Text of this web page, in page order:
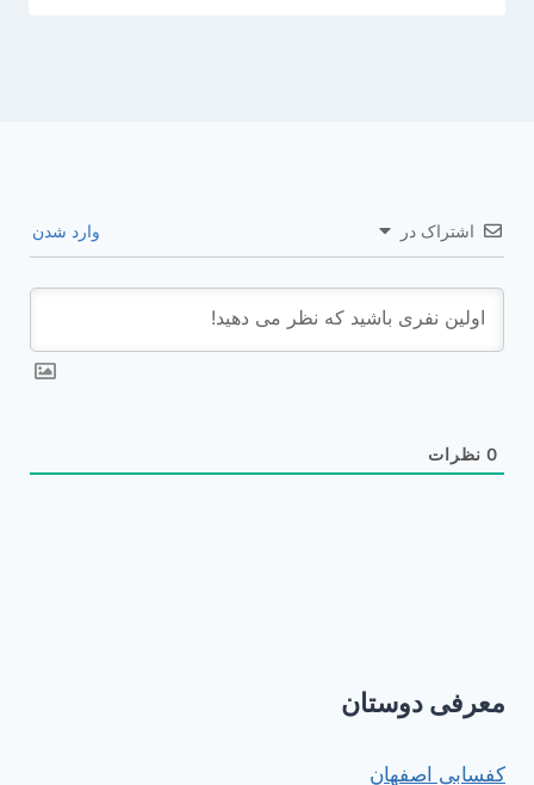
اشتراک در وارد شدن
0 نظرات
معرفی دوستان
کفسابی اصفهان